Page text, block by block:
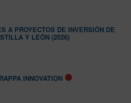
A PROYECTOS DE INVERSIÓN DE
Y LEÓN (2026)
INNOVATION